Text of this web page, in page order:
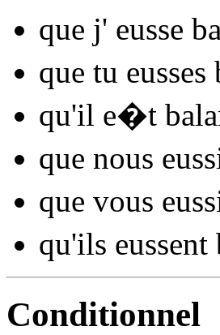
que j' eusse
que tu eusses
qu'il e�t
que nous
que vous
qu'ils eussent
Conditionnel